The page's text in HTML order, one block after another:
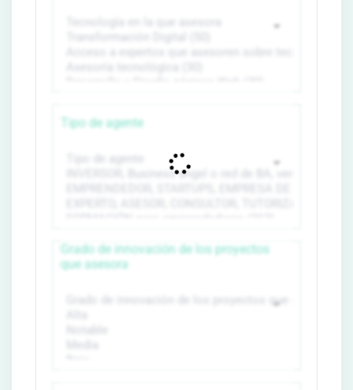
Tipo de agente
Grado de innovación de los proyectos
que asesora